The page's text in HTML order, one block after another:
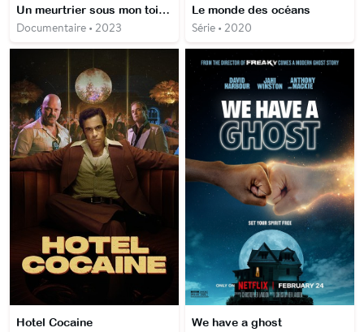
Un meurtrier sous mon toit : La voix du mal
Documentaire • 2023
Le monde des océans
Série • 2020
Hotel Cocaine We have a ghost